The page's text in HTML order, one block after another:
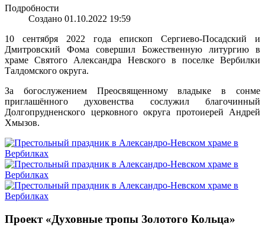
Подробности
Создано 01.10.2022 19:59
10 сентября 2022 года епископ Сергиево-Посадский и
Дмитровский Фома совершил Божественную литургию в
храме Святого Александра Невского в поселке Вербилки
Талдомского округа.
За богослужением Преосвященному владыке в сонме
приглашённого духовенства сослужил благочинный
Долгопрудненского церковного округа протоиерей Андрей
Хмызов.
Проект «Духовные тропы Золотого Кольца»